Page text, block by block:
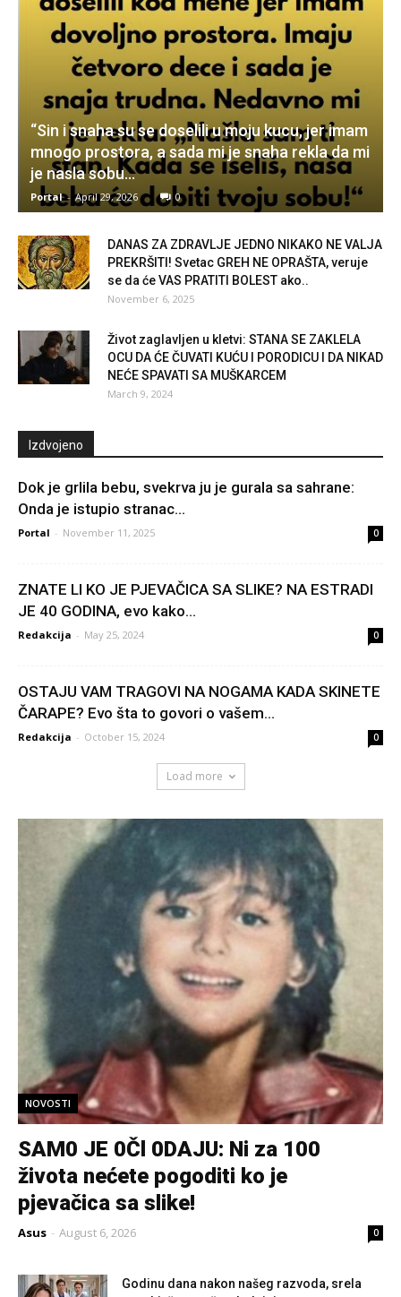
“Sin i snaha su se doselili u moju kucu, jer imam
mnogo prostora, a sada mi je snaha rekla da mi
je nasla sobu...
Portal - April 29, 2026 0
DANAS ZA ZDRAVLJE JEDNO NIKAKO NE VALJA
PREKRŠITI! Svetac GREH NE OPRAŠTA, veruje
se da će VAS PRATITI BOLEST ako..
November 6, 2025
Život zaglavljen u kletvi: STANA SE ZAKLELA
OCU DA ĆE ČUVATI KUĆU I PORODICU I DA NIKAD
NEĆE SPAVATI SA MUŠKARCEM
March 9, 2024
Izdvojeno
Dok je grlila bebu, svekrva ju je gurala sa sahrane:
Onda je istupio stranac...
Portal - November 11, 2025 0
ZNATE LI KO JE PJEVAČICA SA SLIKE? NA ESTRADI
JE 40 GODINA, evo kako...
Redakcija - May 25, 2024 0
OSTAJU VAM TRAGOVI NA NOGAMA KADA SKINETE
ČARAPE? Evo šta to govori o vašem...
Redakcija - October 15, 2024 0
Load more
NOVOSTI
SAM0 JE 0Čl 0DAJU: Ni za 100
života nećete pogoditi ko je
pjevačica sa slike!
Asus - August 6, 2026 0
Godinu dana nakon našeg razvoda, srela